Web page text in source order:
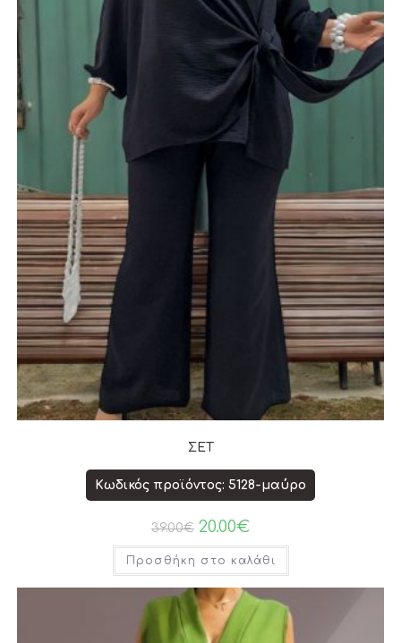
ΣΕΤ
Κωδικός προϊόντος: 5128-μαύρο
39.00€ 20.00€
Προσθήκη στο καλάθι